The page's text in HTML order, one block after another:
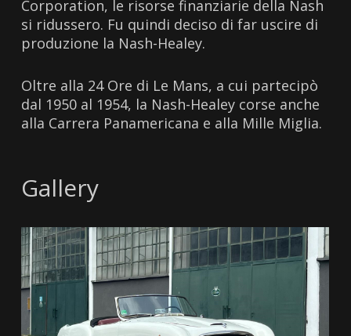
Corporation, le risorse finanziarie della Nash
si ridussero. Fu quindi deciso di far uscire di
produzione la Nash-Healey.
Oltre alla 24 Ore di Le Mans, a cui partecipò
dal 1950 al 1954, la Nash-Healey corse anche
alla Carrera Panamericana e alla Mille Miglia.
Gallery